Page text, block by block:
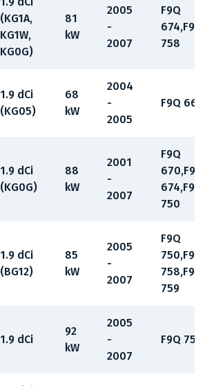
(KG1A,
KG1W,
KG0G)
81
kW
2005
-
2007
F9Q
674,F9Q
758
1.9 dCi
(KG05)
68
kW
2004
-
2005
F9Q 664
1.9 dCi
(KG0G)
88
kW
2001
-
2007
F9Q
670,F9Q
674,F9Q
750
1.9 dCi
(BG12)
85
kW
2005
-
2007
F9Q
750,F9Q
758,F9Q
759
1.9 dCi
92
kW
2005
-
2007
F9Q 750